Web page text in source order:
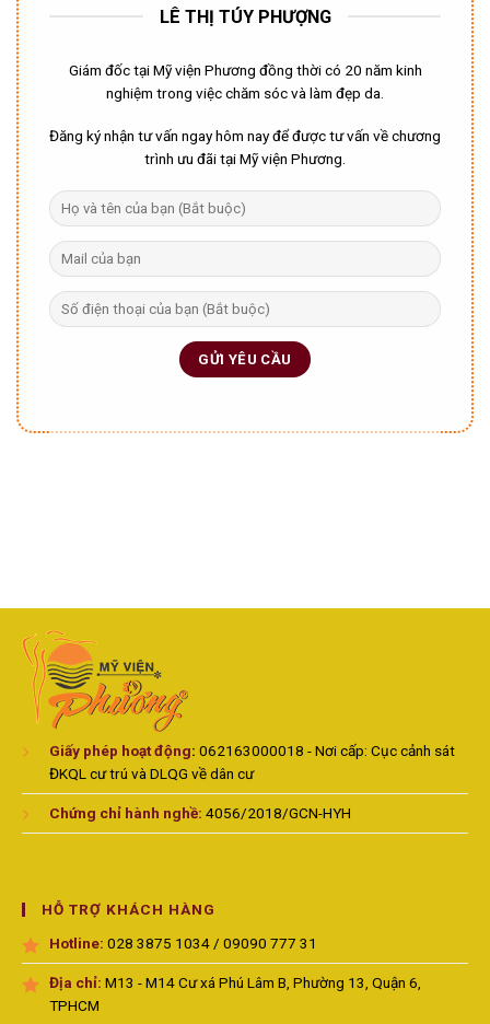
LÊ THỊ TÚY PHƯỢNG
Giám đốc tại Mỹ viện Phương đồng thời có 20 năm kinh
nghiệm trong việc chăm sóc và làm đẹp da.
Đăng ký nhận tư vấn ngay hôm nay để được tư vấn về chương
trình ưu đãi tại Mỹ viện Phương.
Giấy phép hoạt động: 062163000018 - Nơi cấp: Cục cảnh sát
ĐKQL cư trú và DLQG về dân cư
Chứng chỉ hành nghề: 4056/2018/GCN-HYH
HỖ TRỢ KHÁCH HÀNG
Hotline: 028 3875 1034 / 09090 777 31
Địa chỉ: M13 - M14 Cư xá Phú Lâm B, Phường 13, Quận 6,
TPHCM